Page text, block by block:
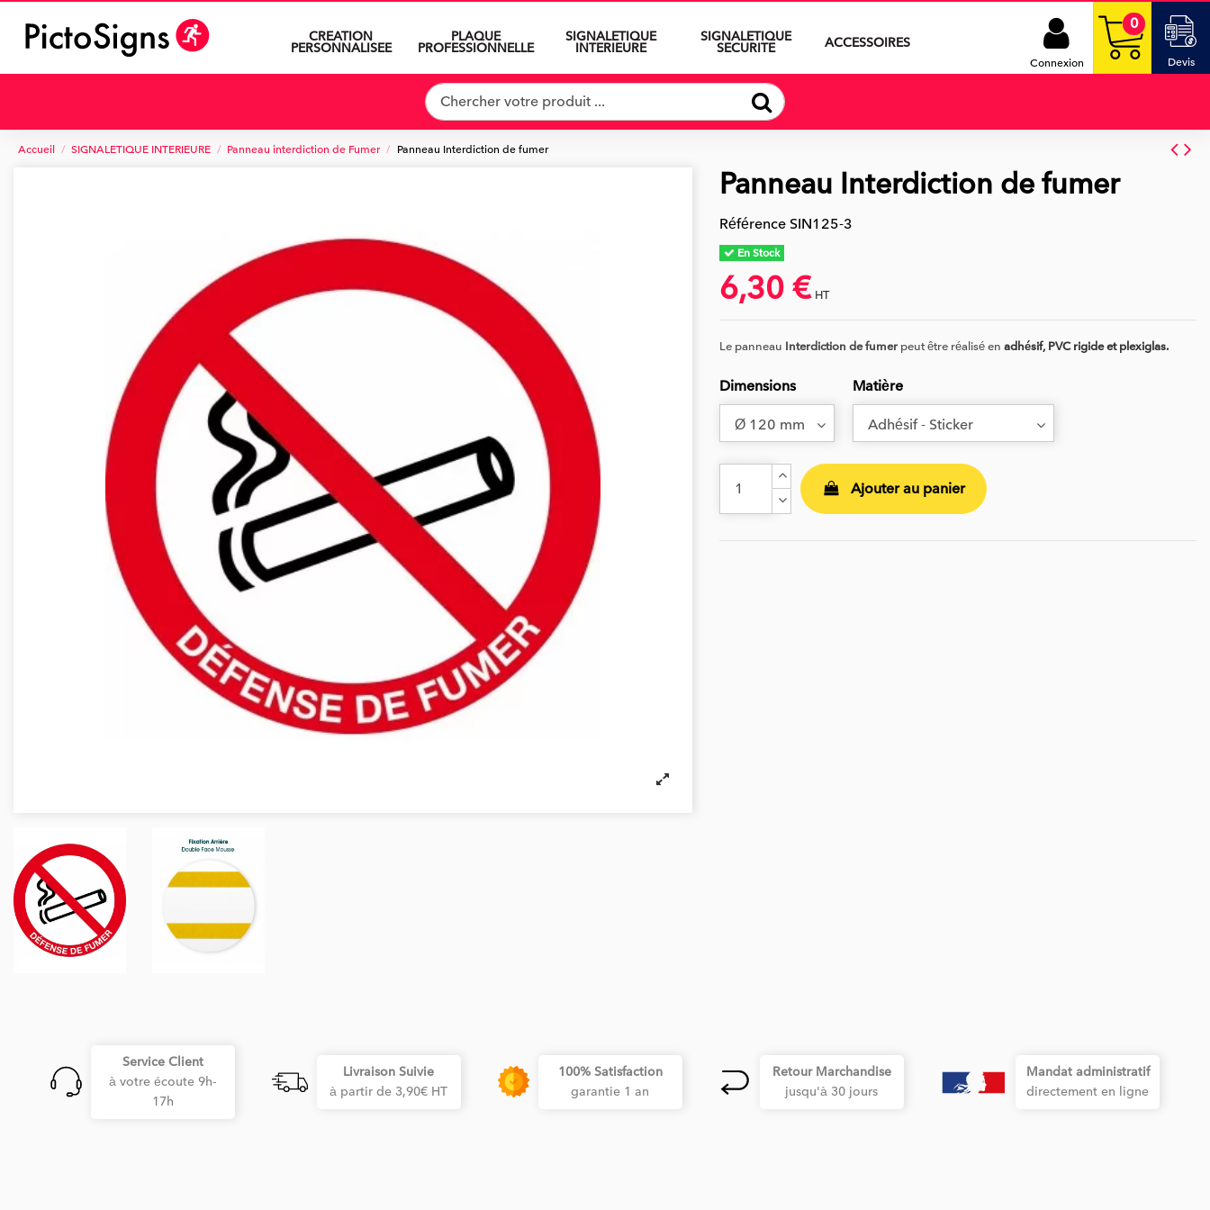
CREATION
PERSONNALISEE
PLAQUE
PROFESSIONNELLE
SIGNALETIQUE
INTERIEURE
SIGNALETIQUE
SECURITE
ACCESSOIRES
Connexion
0
Devis
Accueil SIGNALETIQUE INTERIEURE Panneau interdiction de Fumer Panneau Interdiction de fumer
Panneau Interdiction de fumer
Référence SIN125-3
En Stock
6,30 € HT
Le panneau Interdiction de fumerpeut être réalisé en adhésif, PVC rigide et plexiglas.
Dimensions Matière
Ajouter au panier
Service Client
à votre écoute 9h-
17h
Livraison Suivie
à partir de 3,90€ HT
100% Satisfaction
garantie 1 an
Retour Marchandise
jusqu'à 30 jours
Mandat administratif
directement en ligne